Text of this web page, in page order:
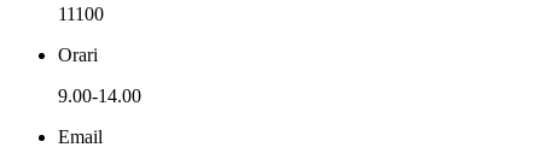
11100
Orari
9.00-14.00
Email